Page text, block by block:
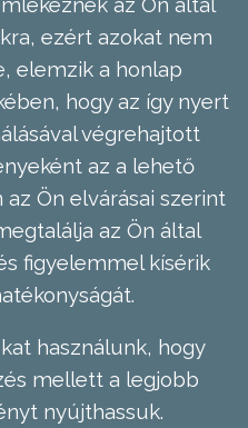
ezért azokat nem
elemzik a honlap
hogy az így nyert
végrehajtott
az a lehető
Ön elvárásai szerint
az Ön által
figyelemmel kísérik
használunk, hogy
mellett a legjobb
nyújthassuk.